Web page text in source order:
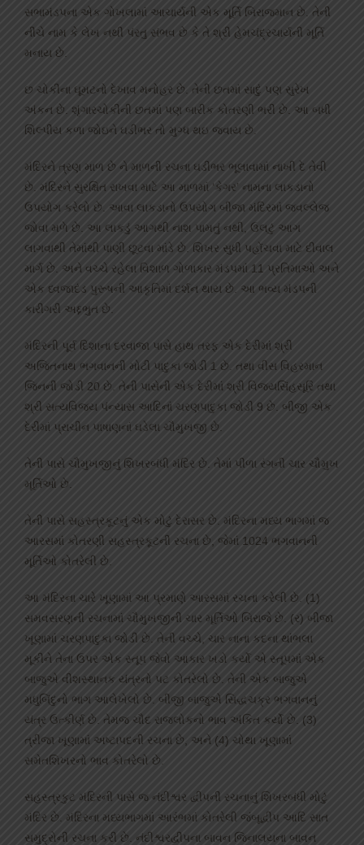
સભામંડપના એક ગોખલામાં આચાર્યની એક મૂર્તિ બિરાજમાન છે. તેની
નીચે નામ કે લેખ નથી પંરતુ સંભવ છે કે તે શ્રી હેમચંદ્રચાર્યની મૂર્તિ
મનાય છે.
છ ચોકીના ઘૂમટનો દેખાવ મનોહર છે. તેની છતમાં સાદું પણ સુરેખ
અંકન છે. શૃંગારચોકીની છતમાં પણ બારીક કોતરણી ભરી છે. આ બધી
શિલ્પીય કળા જોઇને ઘડીભર તો મુગ્ધ થઇ જવાય છે.
મંદિરને ત્રણ માળ છે ને માળની રચના ઘડીભર ભૂલાવામાં નાખી દે તેવી
છે. મંદિરને સુરક્ષિત રાખવા માટે આ માળમાં ‘કેગર’ નામના લાકડાનો
ઉપયોગ કરેલો છે. આવા લાકડાનો ઉપયોગ બીજા મંદિરમાં જવલ્લેજ
જોવા મળે છે. આ લાકડું આગથી નાશ પામતું નથી, ઉલટું આગ
લાગવાથી તેમાંથી પાણી છૂટવા માંડે છે. શિખર સુધી પહોંચવા માટે દીવાલ
માર્ગ છે. અને વચ્ચે રહેલા વિશાળ ગોળાકાર મંડપમાં 11 પ્રતિમાઓ અને
એક ધ્વજાદંડ પુરૂષની આકૃતિમાં દર્શન થાય છે. આ ભવ્ય મંડપની
કારીગરી અદ્દભુત છે.
મંદિરની પૂર્વ દિશાના દરવાજા પાસે હાથ તરફ એક દેરીમાં શ્રી
અજિતનાથ ભગવાનની મોટી પાદુકા જોડી 1 છે. તથા વીસ વિહરમાન
જિનની જોડી 20 છે. તેની પાસેની એક દેરીમાં શ્રી વિજયસિંહસૂરિ તથા
શ્રી સત્યવિજય પંન્યાસ આદિનાં ચરણપાદુકા જોડી 9 છે. બીજી એક
દેરીમાં પ્રાચીન પાષાણનાં ઘડેલા ચૌમુખજી છે.
તેની પાસે ચૌમુખજીનું શિખરબંધી મંદિર છે. તેમાં પીળા રંગની ચાર ચૌમુખ
મૂર્તિઓ છે.
તેની પાસે સહસ્ત્રકૂટનું એક મોટું દેરાસર છે. મંદિરના મધ્ય ભાગમાં જ
આરસમાં કોતરણી સહસ્ત્રકૂટની રચના છે, જેમાં 1024 ભગવાનની
મૂર્તિઓ કોતરેલી છે.
આ મંદિરના ચારે ખૂણામાં આ પ્રમાણે આરસમાં રચના કરેલી છે. (1)
સમવસરણની રચનામાં ચૌમુખજીની ચાર મૂર્તિઓ બિરાજે છે. (ર) બીજા
ખૂણામાં ચરણપાદુકા જોડી છે. તેની વચ્ચે, ચાર નાના કદના થાંભલા
મૂકીને તેના ઉપર એક સ્તૂપ જેવો આકાર ખડો કર્યો એ સ્તૂપમાં એક
બાજુએ વીશસ્થાનક યંત્રનો પટ કોતરેલો છે. તેની એક બાજુએ
મધુબિંદુનો ભાગ આલેખેલો છે. બીજી બાજુએ સિદ્ધચક્ર ભગવાનનું
યંત્ર ઉત્કીર્ણ છે. તેમજ ચૌદ રાજલોકનો ભાવ અંકિત કર્યો છે. (3)
ત્રીજા ખૂણામાં અષ્ટાપદની રચના છે, અને (4) ચોથા ખૂણામાં
સમેતશિખરનો ભાવ કોતરેલો છે.
સહસ્ત્રકુટ મંદિરની પાસે જ નંદીશ્વર દ્વીપની રચનાનું શિખરબંધી મોટું
મંદિર છે. મંદિરના મધ્યભાગમાં આરંભમાં કોતરેલી જંબૂદ્વીપ આદિ સાત
સમુદ્રોની રચના કરી છે. નંદીશ્વરદ્વીપના બાવન જિનાલયના બાવન